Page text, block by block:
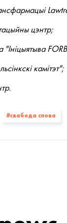
цэнтр;
камітэт";
#свабода слова